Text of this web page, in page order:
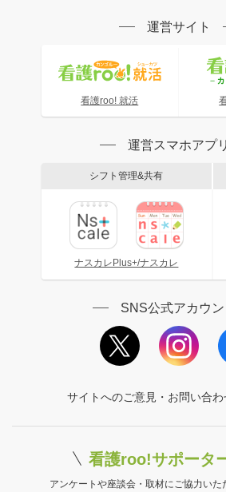
運営サイト
看護roo! 就活
運営スマホアプリ
シフト管理&共有
ナスカレPlus+/ナスカレ
SNS公式アカウン
サイトへのご意見・お問い合わ
看護roo!サポータ
アンケートや座談会・取材にご協力いた